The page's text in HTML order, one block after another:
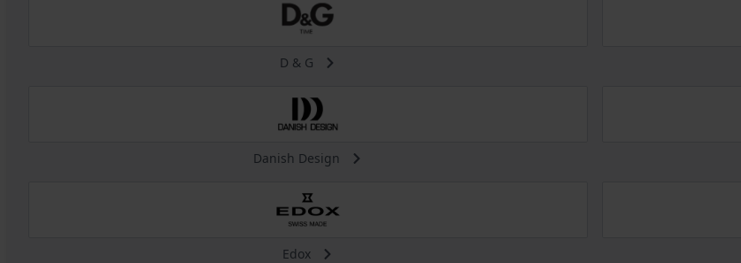
D & G
Danish Design
Edox